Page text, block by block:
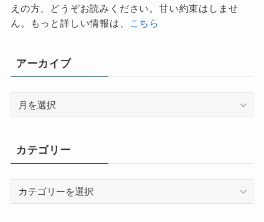
えの方、どうぞお読みください。甘い約束はしませ
ん。もっと詳しい情報は、
こちら
アーカイブ
ブ
カテゴリー